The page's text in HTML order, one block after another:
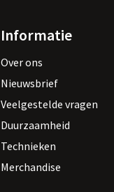
Informatie
Over ons
Nieuwsbrief
Veelgestelde vragen
Duurzaamheid
Technieken
Merchandise